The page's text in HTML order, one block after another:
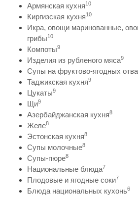
Армянская кухня10
Киргизская кухня10
Икра, овощи маринованные,
грибы10
Компоты9
Изделия из рубленого мяса9
Супы на фруктово-ягодных
Таджикская кухня9
Цукаты9
Щи9
Азербайджанская кухня8
Желе8
Эстонская кухня8
Супы молочные8
Супы-пюре8
Национальные блюда7
Плодовые и ягодные соки7
Блюда национальных кухонь6